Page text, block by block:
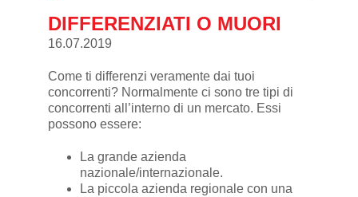
DIFFERENZIATI O MUORI
16.07.2019
Come ti differenzi veramente dai tuoi
concorrenti? Normalmente ci sono tre tipi di
concorrenti all’interno di un mercato. Essi
possono essere:
La grande azienda
nazionale/internazionale.
La piccola azienda regionale con una